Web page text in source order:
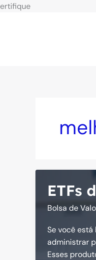
ertifiqueIr
ETFs
Bolsa de
Se você
administrar
Esses